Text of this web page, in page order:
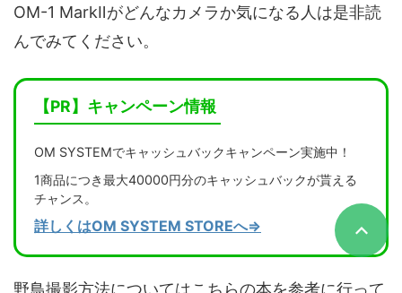
OM-1 MarkⅡがどんなカメラか気になる人は是非読
んでみてください。
【PR】キャンペーン情報
OM SYSTEMでキャッシュバックキャンペーン実施中！
1商品につき最大40000円分のキャッシュバックが貰える
チャンス。
詳しくはOM SYSTEM STOREへ⇒
野鳥撮影方法についてはこちらの本を参考に行って